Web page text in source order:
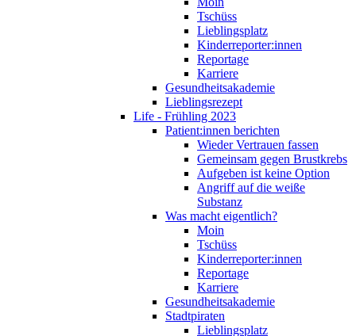
Tschüss
Lieblingsplatz
Kinderreporter:innen
Reportage
Karriere
Gesundheitsakademie
Lieblingsrezept
Life - Frühling 2023
Patient:innen berichten
Wieder Vertrauen fassen
Gemeinsam gegen Brustkrebs
Aufgeben ist keine Option
Angriff auf die weiße
Substanz
Was macht eigentlich?
Moin
Tschüss
Kinderreporter:innen
Reportage
Karriere
Gesundheitsakademie
Stadtpiraten
Lieblingsplatz